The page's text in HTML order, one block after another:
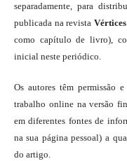
separadamente, para
publicada na revista Vértices
como capítulo de livro),
inicial neste periódico.
Os autores têm permissão
trabalho online na versão
em diferentes fontes de
na sua página pessoal) a
do artigo.